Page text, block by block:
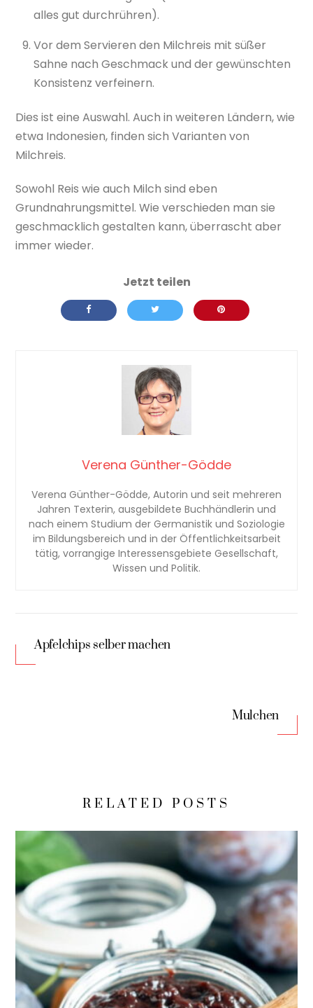
alles gut durchrühren).
Vor dem Servieren den Milchreis mit süßer
Sahne nach Geschmack und der gewünschten
Konsistenz verfeinern.
Dies ist eine Auswahl. Auch in weiteren Ländern, wie
etwa Indonesien, finden sich Varianten von
Milchreis.
Sowohl Reis wie auch Milch sind eben
Grundnahrungsmittel. Wie verschieden man sie
geschmacklich gestalten kann, überrascht aber
immer wieder.
Verena Günther-Gödde
Verena Günther-Gödde, Autorin und seit mehreren
Jahren Texterin, ausgebildete Buchhändlerin und
nach einem Studium der Germanistik und Soziologie
im Bildungsbereich und in der Öffentlichkeitsarbeit
tätig, vorrangige Interessensgebiete Gesellschaft,
Wissen und Politik.
Apfelchips selber machen
Mulchen
RELATED POSTS